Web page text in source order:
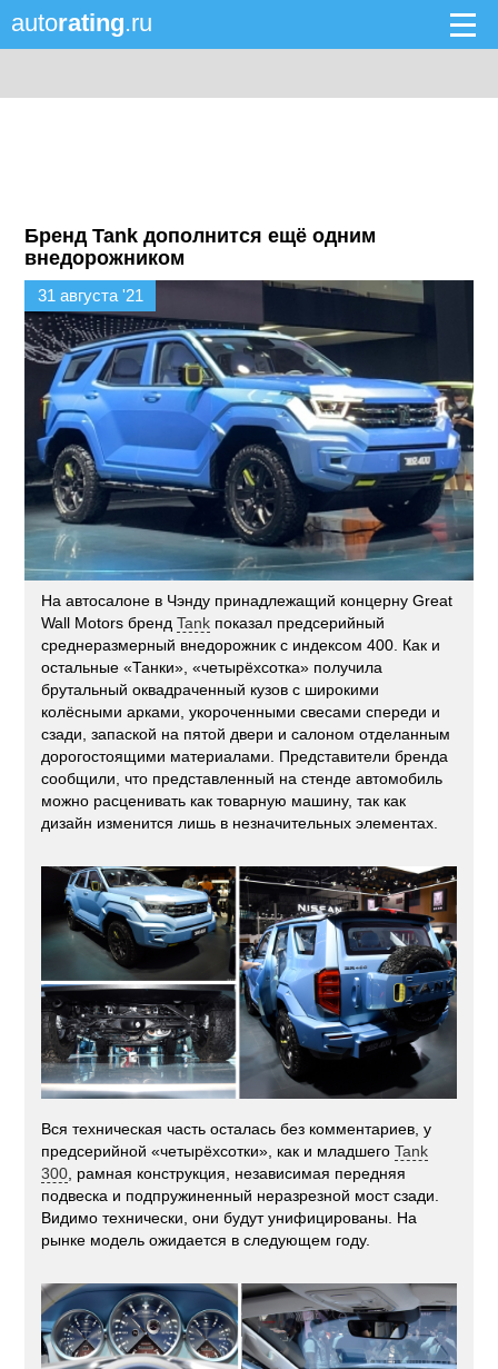
autorating.ru
Бренд Tank дополнится ещё одним
внедорожником
31 августа '21
На автосалоне в Чэнду принадлежащий концерну Great
Wall Motors брендTank показал предсерийный
среднеразмерный внедорожник с индексом 400. Как и
остальные «Танки», «четырёхсотка» получила
брутальный оквадраченный кузов с широкими
колёсными арками, укороченными свесами спереди и
сзади, запаской на пятой двери и салоном отделанным
дорогостоящими материалами. Представители бренда
сообщили, что представленный на стенде автомобиль
можно расценивать как товарную машину, так как
дизайн изменится лишь в незначительных элементах.
Вся техническая часть осталась без комментариев, у
предсерийной «четырёхсотки», как и младшегоTank
300, рамная конструкция, независимая передняя
подвеска и подпружиненный неразрезной мост сзади.
Видимо технически, они будут унифицированы. На
рынке модель ожидается в следующем году.